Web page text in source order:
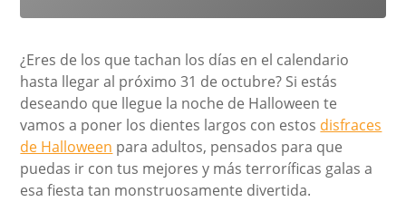
¿Eres de los que tachan los días en el calendario
hasta llegar al próximo 31 de octubre? Si estás
deseando que llegue la noche de Halloween te
vamos a poner los dientes largos con estos disfraces
de Halloween para adultos, pensados para que
puedas ir con tus mejores y más terroríficas galas a
esa fiesta tan monstruosamente divertida.